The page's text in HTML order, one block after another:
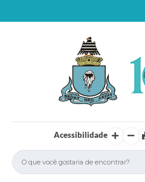
Acessibilidade